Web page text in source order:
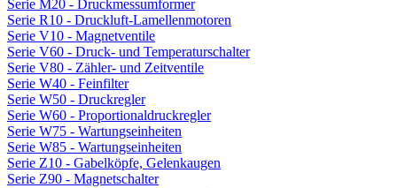
Serie M20 - Druckmessumformer
Serie R10 - Druckluft-Lamellenmotoren
Serie V10 - Magnetventile
Serie V60 - Druck- und Temperaturschalter
Serie V80 - Zähler- und Zeitventile
Serie W40 - Feinfilter
Serie W50 - Druckregler
Serie W60 - Proportionaldruckregler
Serie W75 - Wartungseinheiten
Serie W85 - Wartungseinheiten
Serie Z10 - Gabelköpfe, Gelenkaugen
Serie Z90 - Magnetschalter